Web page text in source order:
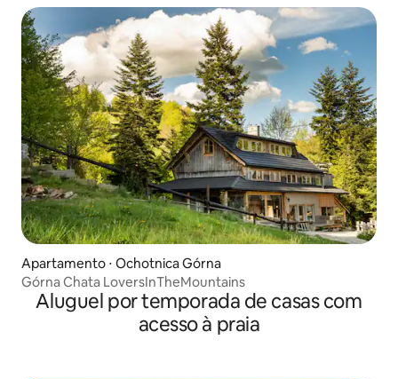
Apartamento ⋅ Ochotnica Górna
Górna Chata LoversInTheMountains
Aluguel por temporada de casas com
acesso à praia